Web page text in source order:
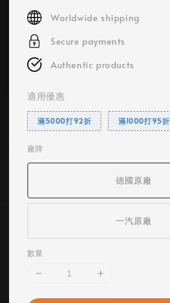
price
Worldwide shipping
Secure payments
Authentic products
適用優惠
滿5000打92折 滿1000打95折
廠牌
德國原廠
一汽原廠
數量